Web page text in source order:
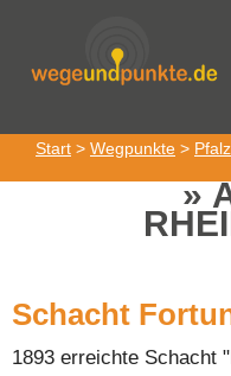
Start > Wegpunkte > Pfalz
Schacht
1893 erreichte Schacht